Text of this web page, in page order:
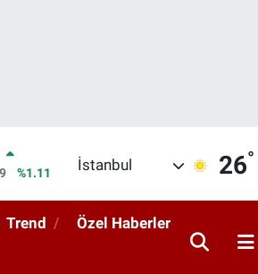
%0.18
İstanbul 26°
Trend Özel Haberler